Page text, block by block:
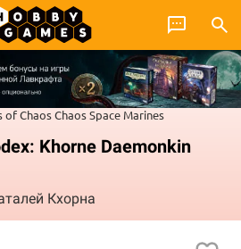
of ChaosChaos Space Marines
Khorne Daemonkin
Кхорна